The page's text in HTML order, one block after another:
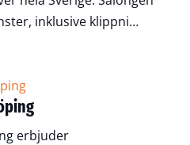
inklusive klippni…
erbjuder